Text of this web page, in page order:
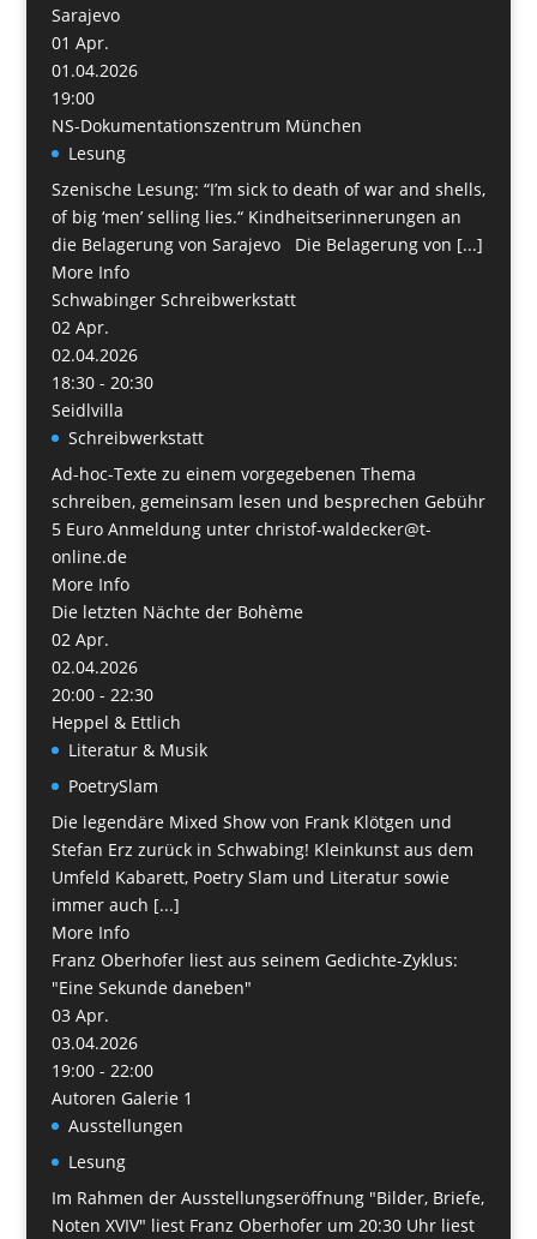
Sarajevo
01 Apr.
01.04.2026
19:00
NS-Dokumentationszentrum München
Lesung
Szenische Lesung: “I’m sick to death of war and shells,
of big ‘men’ selling lies.“ Kindheitserinnerungen an
die Belagerung von Sarajevo Die Belagerung von [...]
More Info
Schwabinger Schreibwerkstatt
02 Apr.
02.04.2026
18:30 - 20:30
Seidlvilla
Schreibwerkstatt
Ad-hoc-Texte zu einem vorgegebenen Thema
schreiben, gemeinsam lesen und besprechen Gebühr
5 Euro Anmeldung unter christof-waldecker@t-
online.de
More Info
Die letzten Nächte der Bohème
02 Apr.
02.04.2026
20:00 - 22:30
Heppel & Ettlich
Literatur & Musik
PoetrySlam
Die legendäre Mixed Show von Frank Klötgen und
Stefan Erz zurück in Schwabing! Kleinkunst aus dem
Umfeld Kabarett, Poetry Slam und Literatur sowie
immer auch [...]
More Info
Franz Oberhofer liest aus seinem Gedichte-Zyklus:
"Eine Sekunde daneben"
03 Apr.
03.04.2026
19:00 - 22:00
Autoren Galerie 1
Ausstellungen
Lesung
Im Rahmen der Ausstellungseröffnung "Bilder, Briefe,
Noten XVIV" liest Franz Oberhofer um 20:30 Uhr liest